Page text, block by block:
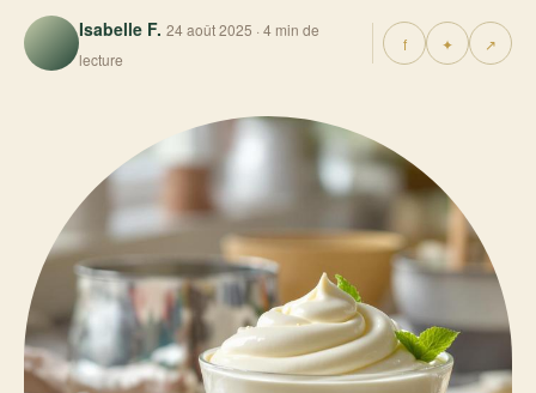
Isabelle F. 24 août 2025 · 4 min de
lecture
f ✦ ↗